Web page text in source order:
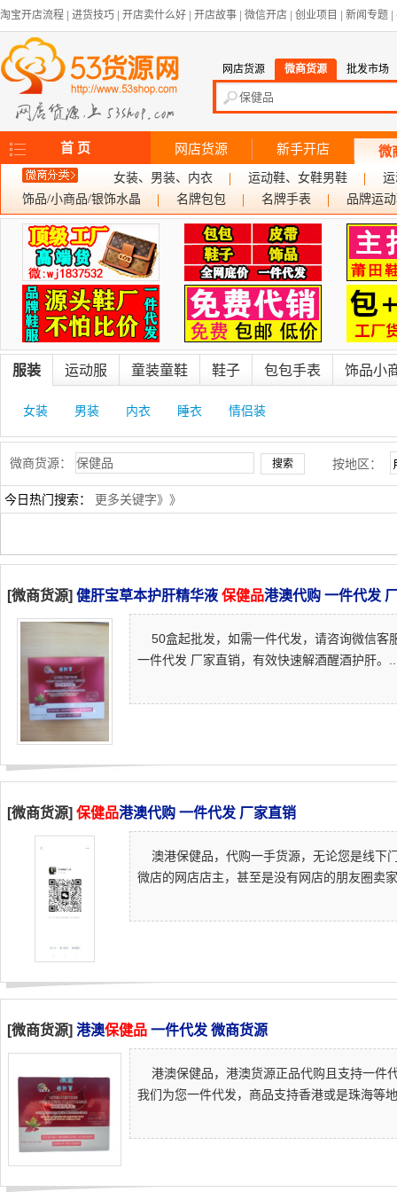
淘宝开店流程 进货技巧 开店卖什么好 开店故事 微信开店 创业项目 新闻专题
网店货源 微商货源 批发市场
首 页 网店货源 新手开店 微
女装、男装、内衣 运动鞋、女鞋男鞋
饰品/小商品/银饰水晶
名牌包包 名牌手表 品牌运
服装 运动服 童装童鞋 鞋子 包包手表 饰品小
女装 男装 内衣 睡衣 情侣装
微商货源： 按地区：
今日热门搜索： 更多关键字》》
[微商货源] 健肝宝草本护肝精华液 保健品港澳代购 一件代发
50盒起批发，如需一件代发，请咨询微信客
一件代发 厂家直销，有效快速解酒醒酒护肝。
[微商货源] 保健品港澳代购 一件代发 厂家直销
澳港保健品，代购一手货源，无论您是线下
微店的网店店主，甚至是没有网店的朋友圈卖
[微商货源] 港澳保健品 一件代发 微商货源
港澳保健品，港澳货源正品代购且支持一件
我们为您一件代发，商品支持香港或是珠海等